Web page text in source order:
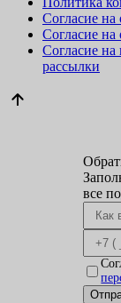
Согласие
Согласие на
Согласие
рассылки
все